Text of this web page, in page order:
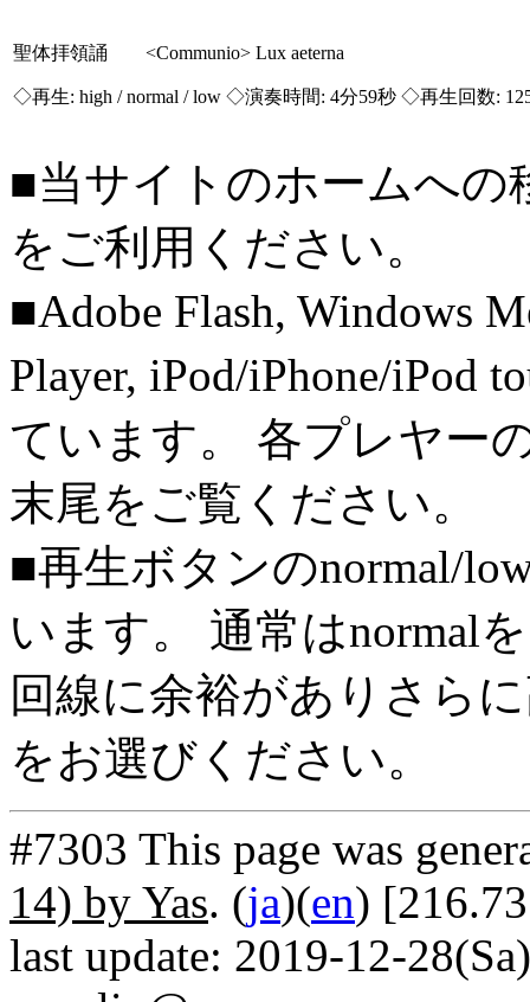
聖体拝領誦 <Communio> Lux aeterna
◇再生: high / normal / low ◇演奏時間: 4分59秒 ◇再生回数:
■当サイトのホームへの
をご利用ください。
■Adobe Flash, Windows
Player, iPod/iPhone/iPod
ています。 各プレヤー
末尾をご覧ください。
■再生ボタンのnormal/
います。 通常はnormal
回線に余裕がありさら
をお選びください。
#7303 This page was
14) by Yas. (ja)(en)
last update: 2019-12-